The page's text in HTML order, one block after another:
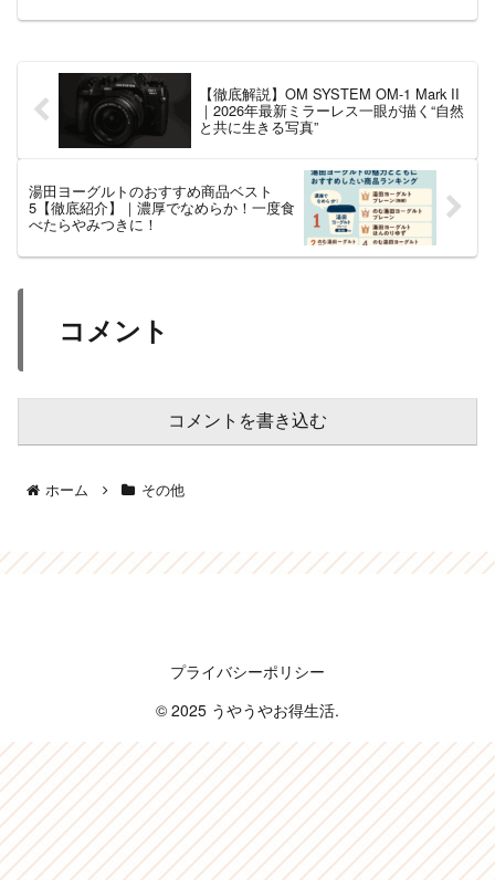
【徹底解説】OM SYSTEM OM-1 Mark II
｜2026年最新ミラーレス一眼が描く“自然
と共に生きる写真”
湯田ヨーグルトのおすすめ商品ベスト
5【徹底紹介】｜濃厚でなめらか！一度食
べたらやみつきに！
コメント
コメントを書き込む
ホーム その他
プライバシーポリシー
© 2025 うやうやお得生活.